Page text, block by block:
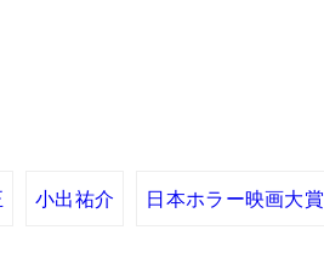
小出祐介 日本ホラー映画大賞